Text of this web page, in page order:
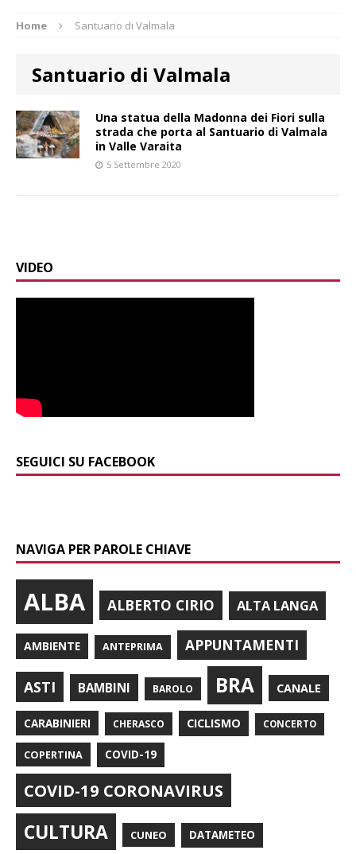
Home Santuario di Valmala
Santuario di Valmala
Una statua della Madonna dei Fiori sulla
strada che porta al Santuario di Valmala
in Valle Varaita
5 Settembre 2020
VIDEO
SEGUICI SU FACEBOOK
NAVIGA PER PAROLE CHIAVE
ALBA ALBERTO CIRIO ALTA LANGA
AMBIENTE ANTEPRIMA APPUNTAMENTI
ASTI BAMBINI BAROLO BRA CANALE
CARABINIERI CHERASCO CICLISMO CONCERTO
COPERTINA COVID-19
COVID-19 CORONAVIRUS
CULTURA CUNEO DATAMETEO